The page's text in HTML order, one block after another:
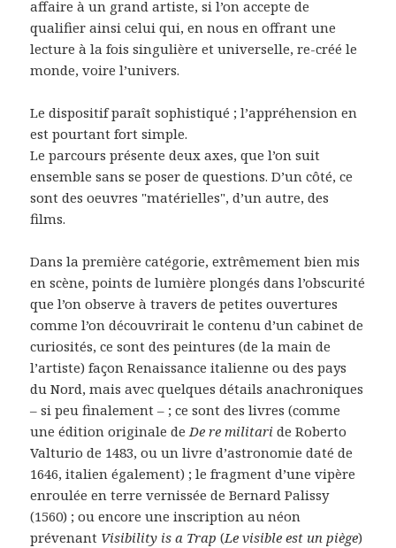
affaire à un grand artiste, si l’on accepte de
qualifier ainsi celui qui, en nous en offrant une
lecture à la fois singulière et universelle, re-créé le
monde, voire l’univers.
Le dispositif paraît sophistiqué ; l’appréhension en
est pourtant fort simple.
Le parcours présente deux axes, que l’on suit
ensemble sans se poser de questions. D’un côté, ce
sont des oeuvres "matérielles", d’un autre, des
films.
Dans la première catégorie, extrêmement bien mis
en scène, points de lumière plongés dans l’obscurité
que l’on observe à travers de petites ouvertures
comme l’on découvrirait le contenu d’un cabinet de
curiosités, ce sont des peintures (de la main de
l’artiste) façon Renaissance italienne ou des pays
du Nord, mais avec quelques détails anachroniques
– si peu finalement – ; ce sont des livres (comme
une édition originale deDe re militari de Roberto
Valturio de 1483, ou un livre d’astronomie daté de
1646, italien également) ; le fragment d’une vipère
enroulée en terre vernissée de Bernard Palissy
(1560) ; ou encore une inscription au néon
prévenant Visibility is a Trap (Le visible est un piège)